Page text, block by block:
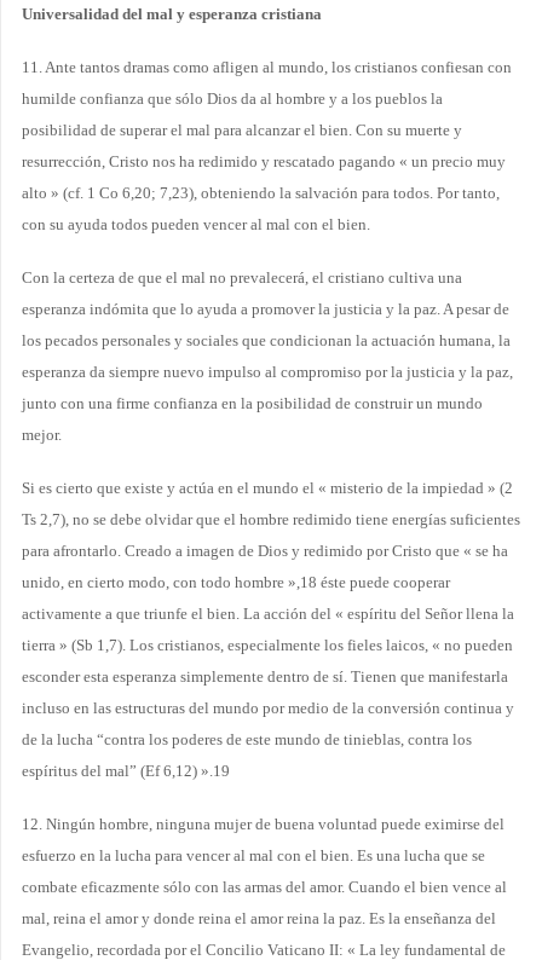
Universalidad del mal y esperanza cristiana
11. Ante tantos dramas como afligen al mundo, los cristianos confiesan con
humilde confianza que sólo Dios da al hombre y a los pueblos la
posibilidad de superar el mal para alcanzar el bien. Con su muerte y
resurrección, Cristo nos ha redimido y rescatado pagando « un precio muy
alto » (cf. 1 Co 6,20; 7,23), obteniendo la salvación para todos. Por tanto,
con su ayuda todos pueden vencer al mal con el bien.
Con la certeza de que el mal no prevalecerá, el cristiano cultiva una
esperanza indómita que lo ayuda a promover la justicia y la paz. A pesar de
los pecados personales y sociales que condicionan la actuación humana, la
esperanza da siempre nuevo impulso al compromiso por la justicia y la paz,
junto con una firme confianza en la posibilidad de construir un mundo
mejor.
Si es cierto que existe y actúa en el mundo el « misterio de la impiedad » (2
Ts 2,7), no se debe olvidar que el hombre redimido tiene energías suficientes
para afrontarlo. Creado a imagen de Dios y redimido por Cristo que « se ha
unido, en cierto modo, con todo hombre »,18 éste puede cooperar
activamente a que triunfe el bien. La acción del « espíritu del Señor llena la
tierra » (Sb 1,7). Los cristianos, especialmente los fieles laicos, « no pueden
esconder esta esperanza simplemente dentro de sí. Tienen que manifestarla
incluso en las estructuras del mundo por medio de la conversión continua y
de la lucha “contra los poderes de este mundo de tinieblas, contra los
espíritus del mal” (Ef 6,12) ».19
12. Ningún hombre, ninguna mujer de buena voluntad puede eximirse del
esfuerzo en la lucha para vencer al mal con el bien. Es una lucha que se
combate eficazmente sólo con las armas del amor. Cuando el bien vence al
mal, reina el amor y donde reina el amor reina la paz. Es la enseñanza del
Evangelio, recordada por el Concilio Vaticano II: « La ley fundamental de